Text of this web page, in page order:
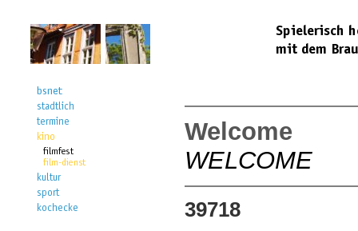
Welcome
WELCOME
39718